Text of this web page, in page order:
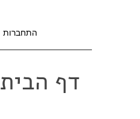
התחברות
דף הבית